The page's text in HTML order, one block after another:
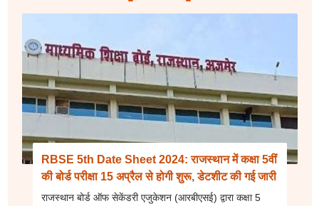
RBSE 5th Date Sheet 2024: राजस्थान में कक्षा 5वीं
की बोर्ड परीक्षा 15 अप्रैल से होगी शुरू, डेटशीट की गई जारी
राजस्थान बोर्ड ऑफ सेकेंडरी एजुकेशन (आरबीएसई) द्वारा कक्षा 5